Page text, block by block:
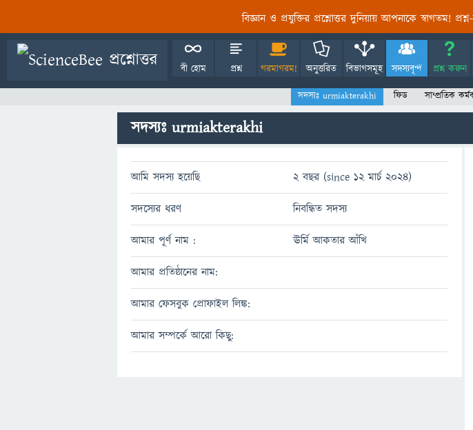
বিজ্ঞান ও প্রযুক্তির প্রশ্নোত্তর দুনিয়ায় আপনাকে স্বাগতম!
বী হোম প্রশ্ন গরমাগরম! অনুত্তরিত বিভাগসমূহ সদস্যবৃন্দ প্রশ্ন করুন
সদস্যঃ urmiakterakhi ফিড সাম্প্রতিক
সদস্যঃ urmiakterakhi
আমি সদস্য হয়েছি 2 বছর (since 12 মার্চ 2024)
সদস্যের ধরণ নিবন্ধিত সদস্য
আমার পূর্ণ নাম : ঊর্মি আকতার আঁখি
আমার প্রতিষ্ঠানের নাম:
আমার ফেসবুক প্রোফাইল লিঙ্ক:
আমার সম্পর্কে আরো কিছু: